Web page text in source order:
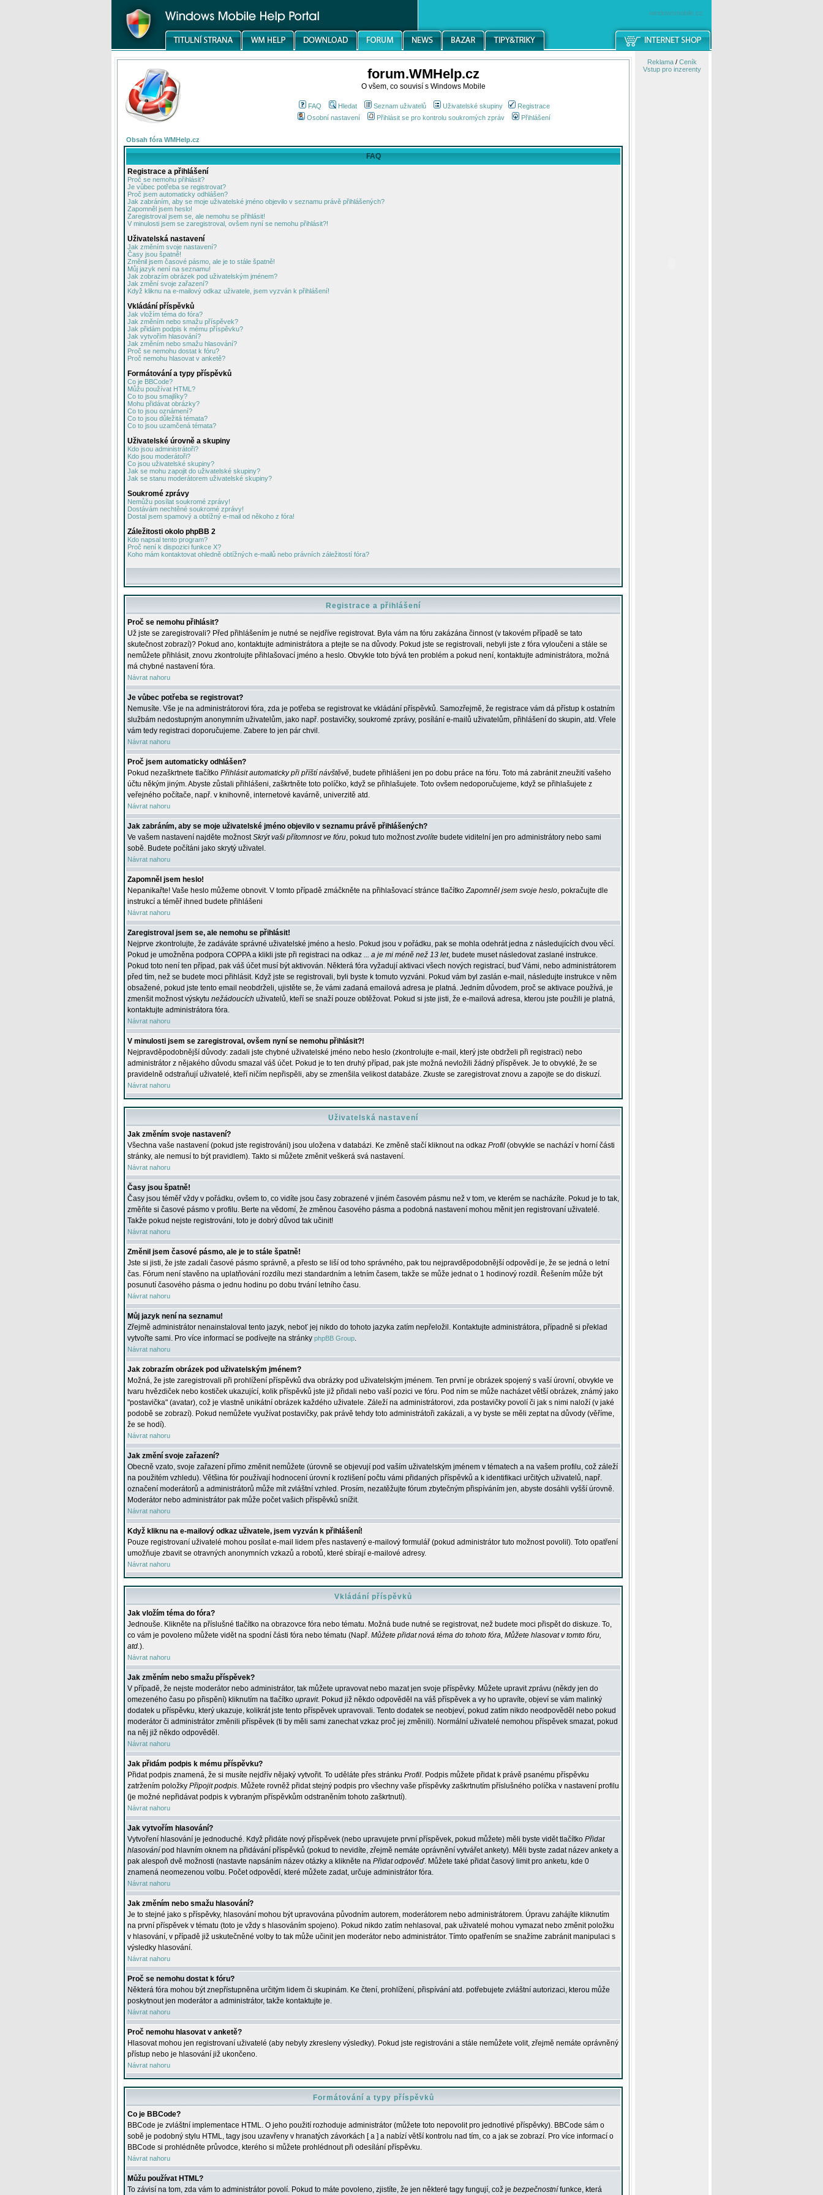
windowsmobile.cz
forum.WMHelp.cz
O všem, co souvisí s Windows Mobile
FAQ Hledat Seznam uživatelů Uživatelské skupiny
Registrace
Osobní nastavení
Přihlásit se pro kontrolu soukromých zpráv Přihlášení
Obsah fóra WMHelp.cz
FAQ
Registrace a přihlášení
Proč se nemohu přihlásit?
Je vůbec potřeba se registrovat?
Proč jsem automaticky odhlášen?
Jak zabráním, aby se moje uživatelské jméno objevilo v seznamu právě přihlášených?
Zapomněl jsem heslo!
Zaregistroval jsem se, ale nemohu se přihlásit!
V minulosti jsem se zaregistroval, ovšem nyní se nemohu přihlásit?!
Uživatelská nastavení
Jak změním svoje nastavení?
Časy jsou špatně!
Změnil jsem časové pásmo, ale je to stále špatně!
Můj jazyk není na seznamu!
Jak zobrazím obrázek pod uživatelským jménem?
Jak změní svoje zařazení?
Když kliknu na e-mailový odkaz uživatele, jsem vyzván k přihlášení!
Vkládání příspěvků
Jak vložím téma do fóra?
Jak změním nebo smažu příspěvek?
Jak přidám podpis k mému příspěvku?
Jak vytvořím hlasování?
Jak změním nebo smažu hlasování?
Proč se nemohu dostat k fóru?
Proč nemohu hlasovat v anketě?
Formátování a typy příspěvků
Co je BBCode?
Můžu používat HTML?
Co to jsou smajlíky?
Mohu přidávat obrázky?
Co to jsou oznámení?
Co to jsou důležitá témata?
Co to jsou uzamčená témata?
Uživatelské úrovně a skupiny
Kdo jsou administrátoři?
Kdo jsou moderátoři?
Co jsou uživatelské skupiny?
Jak se mohu zapojit do uživatelské skupiny?
Jak se stanu moderátorem uživatelské skupiny?
Soukromé zprávy
Nemůžu posílat soukromé zprávy!
Dostávám nechtěné soukromé zprávy!
Dostal jsem spamový a obtížný e-mail od někoho z fóra!
Záležitosti okolo phpBB 2
Kdo napsal tento program?
Proč není k dispozici funkce X?
Koho mám kontaktovat ohledně obtížných e-mailů nebo právních záležitostí fóra?
Registrace a přihlášení
Proč se nemohu přihlásit?
Už jste se zaregistrovali? Před přihlášením je nutné se nejdříve registrovat. Byla vám na fóru zakázána činnost (v takovém případě se tato
skutečnost zobrazí)? Pokud ano, kontaktujte administrátora a ptejte se na důvody. Pokud jste se registrovali, nebyli jste z fóra vyloučeni a stále se
nemůžete přihlásit, znovu zkontrolujte přihlašovací jméno a heslo. Obvykle toto bývá ten problém a pokud není, kontaktujte administrátora, možná
má chybné nastavení fóra.
Návrat nahoru
Je vůbec potřeba se registrovat?
Nemusíte. Vše je na administrátorovi fóra, zda je potřeba se registrovat ke vkládání příspěvků. Samozřejmě, že registrace vám dá přístup k ostatním
službám nedostupným anonymním uživatelům, jako např. postavičky, soukromé zprávy, posílání e-mailů uživatelům, přihlášení do skupin, atd. Vřele
vám tedy registraci doporučujeme. Zabere to jen pár chvil.
Návrat nahoru
Proč jsem automaticky odhlášen?
Pokud nezaškrtnete tlačítko Přihlásit automaticky při příští návštěvě, budete přihlášeni jen po dobu práce na fóru. Toto má zabránit zneužití vašeho
účtu někým jiným. Abyste zůstali přihlášeni, zaškrtněte toto políčko, když se přihlašujete. Toto ovšem nedoporučujeme, když se přihlašujete z
veřejného počítače, např. v knihovně, internetové kavárně, univerzitě atd.
Návrat nahoru
Jak zabráním, aby se moje uživatelské jméno objevilo v seznamu právě přihlášených?
Ve vašem nastavení najděte možnostSkrýt vaši přítomnost ve fóru, pokud tuto možnostzvolíte budete viditelní jen pro administrátory nebo sami
sobě. Budete počítáni jako skrytý uživatel.
Návrat nahoru
Zapomněl jsem heslo!
Nepanikařte! Vaše heslo můžeme obnovit. V tomto případě zmáčkněte na přihlašovací stránce tlačítkoZapomněl jsem svoje heslo, pokračujte dle
instrukcí a téměř ihned budete přihlášeni
Návrat nahoru
Zaregistroval jsem se, ale nemohu se přihlásit!
Nejprve zkontrolujte, že zadáváte správné uživatelské jméno a heslo. Pokud jsou v pořádku, pak se mohla odehrát jedna z následujících dvou věcí.
Pokud je umožněna podpora COPPA a klikli jste při registraci na odkaz ... a je mi méně než 13 let, budete muset následovat zaslané instrukce.
Pokud toto není ten případ, pak váš účet musí být aktivován. Některá fóra vyžadují aktivaci všech nových registrací, buď Vámi, nebo administrátorem
před tím, než se budete moci přihlásit. Když jste se registrovali, byli byste k tomuto vyzváni. Pokud vám byl zaslán e-mail, následujte instrukce v něm
obsažené, pokud jste tento email neobdrželi, ujistěte se, že vámi zadaná emailová adresa je platná. Jedním důvodem, proč se aktivace používá, je
zmenšit možnost výskytu nežádoucích uživatelů, kteří se snaží pouze obtěžovat. Pokud si jste jisti, že e-mailová adresa, kterou jste použili je platná,
kontaktujte administrátora fóra.
Návrat nahoru
V minulosti jsem se zaregistroval, ovšem nyní se nemohu přihlásit?!
Nejpravděpodobnější důvody: zadali jste chybné uživatelské jméno nebo heslo (zkontrolujte e-mail, který jste obdrželi při registraci) nebo
administrátor z nějakého důvodu smazal váš účet. Pokud je to ten druhý případ, pak jste možná nevložili žádný příspěvek. Je to obvyklé, že se
pravidelně odstraňují uživatelé, kteří ničím nepřispěli, aby se zmenšila velikost databáze. Zkuste se zaregistrovat znovu a zapojte se do diskuzí.
Návrat nahoru
Uživatelská nastavení
Jak změním svoje nastavení?
Všechna vaše nastavení (pokud jste registrováni) jsou uložena v databázi. Ke změně stačí kliknout na odkaz Profil (obvykle se nachází v horní části
stránky, ale nemusí to být pravidlem). Takto si můžete změnit veškerá svá nastavení.
Návrat nahoru
Časy jsou špatně!
Časy jsou téměř vždy v pořádku, ovšem to, co vidíte jsou časy zobrazené v jiném časovém pásmu než v tom, ve kterém se nacházíte. Pokud je to tak,
změňte si časové pásmo v profilu. Berte na vědomí, že změnou časového pásma a podobná nastavení mohou měnit jen registrovaní uživatelé.
Takže pokud nejste registrováni, toto je dobrý důvod tak učinit!
Návrat nahoru
Změnil jsem časové pásmo, ale je to stále špatně!
Jste si jisti, že jste zadali časové pásmo správně, a přesto se liší od toho správného, pak tou nejpravděpodobnější odpovědí je, že se jedná o letní
čas. Fórum není stavěno na uplatňování rozdílu mezi standardním a letním časem, takže se může jednat o 1 hodinový rozdíl. Řešením může být
posunutí časového pásma o jednu hodinu po dobu trvání letního času.
Návrat nahoru
Můj jazyk není na seznamu!
Zřejmě administrátor nenainstaloval tento jazyk, neboť jej nikdo do tohoto jazyka zatím nepřeložil. Kontaktujte administrátora, případně si překlad
vytvořte sami. Pro více informací se podívejte na stránky phpBB Group.
Návrat nahoru
Jak zobrazím obrázek pod uživatelským jménem?
Možná, že jste zaregistrovali při prohlížení příspěvků dva obrázky pod uživatelským jménem. Ten první je obrázek spojený s vaší úrovní, obvykle ve
tvaru hvězdiček nebo kostiček ukazující, kolik příspěvků jste již přidali nebo vaší pozici ve fóru. Pod ním se může nacházet větší obrázek, známý jako
"postavička" (avatar), což je vlastně unikátní obrázek každého uživatele. Záleží na administrátorovi, zda postavičky povolí či jak s nimi naloží (v jaké
podobě se zobrazí). Pokud nemůžete využívat postavičky, pak právě tehdy toto administrátoři zakázali, a vy byste se měli zeptat na důvody (věříme,
že se hodí).
Návrat nahoru
Jak změní svoje zařazení?
Obecně vzato, svoje zařazení přímo změnit nemůžete (úrovně se objevují pod vaším uživatelským jménem v tématech a na vašem profilu, což záleží
na použitém vzhledu). Většina fór používají hodnocení úrovní k rozlišení počtu vámi přidaných příspěvků a k identifikaci určitých uživatelů, např.
označení moderátorů a administrátorů může mít zvláštní vzhled. Prosím, nezatěžujte fórum zbytečným přispíváním jen, abyste dosáhli vyšší úrovně.
Moderátor nebo administrátor pak může počet vašich příspěvků snížit.
Návrat nahoru
Když kliknu na e-mailový odkaz uživatele, jsem vyzván k přihlášení!
Pouze registrovaní uživatelé mohou posílat e-mail lidem přes nastavený e-mailový formulář (pokud administrátor tuto možnost povolil). Toto opatření
umožňuje zbavit se otravných anonymních vzkazů a robotů, které sbírají e-mailové adresy.
Návrat nahoru
Vkládání příspěvků
Jak vložím téma do fóra?
Jednouše. Klikněte na příslušné tlačítko na obrazovce fóra nebo tématu. Možná bude nutné se registrovat, než budete moci přispět do diskuze. To,
co vám je povoleno můžete vidět na spodní části fóra nebo tématu (Např. Můžete přidat nová téma do tohoto fóra, Můžete hlasovat v tomto fóru,
atd.).
Návrat nahoru
Jak změním nebo smažu příspěvek?
V případě, že nejste moderátor nebo administrátor, tak můžete upravovat nebo mazat jen svoje příspěvky. Můžete upravit zprávu (někdy jen do
omezeného času po přispění) kliknutím na tlačítko upravit. Pokud již někdo odpověděl na váš příspěvek a vy ho upravíte, objeví se vám malinký
dodatek u příspěvku, který ukazuje, kolikrát jste tento příspěvek upravovali. Tento dodatek se neobjeví, pokud zatím nikdo neodpověděl nebo pokud
moderátor či administrátor změnili příspěvek (ti by měli sami zanechat vzkaz proč jej změnili). Normální uživatelé nemohou příspěvek smazat, pokud
na něj již někdo odpověděl.
Návrat nahoru
Jak přidám podpis k mému příspěvku?
Přidat podpis znamená, že si musíte nejdřív nějaký vytvořit. To uděláte přes stránku Profil. Podpis můžete přidat k právě psanému příspěvku
zatržením položky Připojit podpis. Můžete rovněž přidat stejný podpis pro všechny vaše příspěvky zaškrtnutím příslušného políčka v nastavení profilu
(je možné nepřidávat podpis k vybraným příspěvkům odstraněním tohoto zaškrtnutí).
Návrat nahoru
Jak vytvořím hlasování?
Vytvoření hlasování je jednoduché. Když přidáte nový příspěvek (nebo upravujete první příspěvek, pokud můžete) měli byste vidět tlačítko Přidat
hlasování pod hlavním oknem na přidávání příspěvků (pokud to nevidíte, zřejmě nemáte oprávnění vytvářet ankety). Měli byste zadat název ankety a
pak alespoň dvě možnosti (nastavte napsáním název otázky a klikněte na Přidat odpověď. Můžete také přidat časový limit pro anketu, kde 0
znamená neomezenou volbu. Počet odpovědí, které můžete zadat, určuje administrátor fóra.
Návrat nahoru
Jak změním nebo smažu hlasování?
Je to stejné jako s příspěvky, hlasování mohou být upravována původním autorem, moderátorem nebo administrátorem. Úpravu zahájíte kliknutím
na první příspěvek v tématu (toto je vždy s hlasováním spojeno). Pokud nikdo zatím nehlasoval, pak uživatelé mohou vymazat nebo změnit položku
v hlasování, v případě již uskutečněné volby to tak může učinit jen moderátor nebo administrátor. Tímto opatřením se snažíme zabránit manipulaci s
výsledky hlasování.
Návrat nahoru
Proč se nemohu dostat k fóru?
Některá fóra mohou být znepřístupněna určitým lidem či skupinám. Ke čtení, prohlížení, přispívání atd. potřebujete zvláštní autorizaci, kterou může
poskytnout jen moderátor a administrátor, takže kontaktujte je.
Návrat nahoru
Proč nemohu hlasovat v anketě?
Hlasovat mohou jen registrovaní uživatelé (aby nebyly zkresleny výsledky). Pokud jste registrováni a stále nemůžete volit, zřejmě nemáte oprávněný
přístup nebo je hlasování již ukončeno.
Návrat nahoru
Formátování a typy příspěvků
Co je BBCode?
BBCode je zvláštní implementace HTML. O jeho použití rozhoduje administrátor (můžete toto nepovolit pro jednotlivé příspěvky). BBCode sám o
sobě je podobný stylu HTML, tagy jsou uzavřeny v hranatých závorkách [ a ] a nabízí větší kontrolu nad tím, co a jak se zobrazí. Pro více informací o
BBCode si prohlédněte průvodce, kterého si můžete prohlédnout při odesílání příspěvku.
Návrat nahoru
Můžu používat HTML?
To závisí na tom, zda vám to administrátor povolí. Pokud to máte povoleno, zjistíte, že jen některé tagy fungují, což je bezpečnostní funkce, která
Reklama/ Ceník
Vstup pro inzerenty